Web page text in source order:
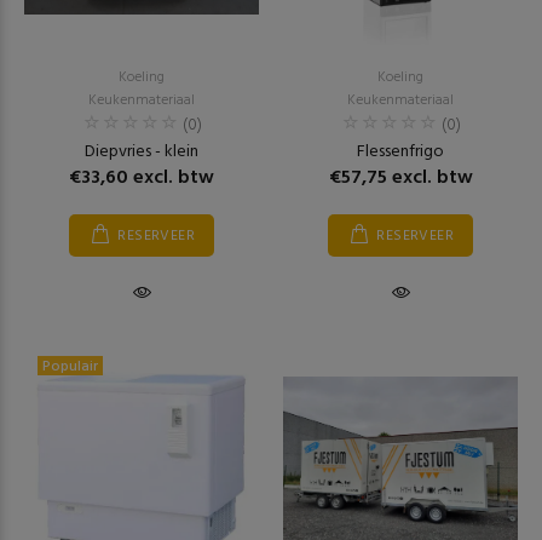
Koeling
Keukenmateriaal
(0)
Diepvries - klein
€33,60 excl. btw
RESERVEER
Koeling
Keukenmateriaal
(0)
Flessenfrigo
€57,75 excl. btw
RESERVEER
Populair